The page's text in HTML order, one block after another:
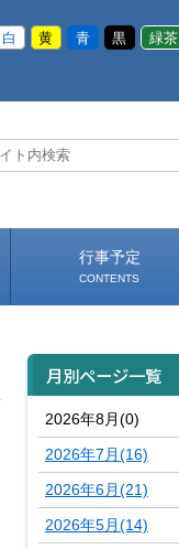
白 黄 青 黒 緑茶
行事予定
CONTENTS
月別ページ一覧
2026年8月(0)
2026年7月(16)
2026年6月(21)
2026年5月(14)